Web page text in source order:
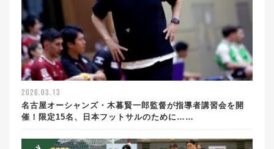
2026.03.13
名古屋オーシャンズ・木暮賢一郎監督が指導者講習会を開
催！限定15名、日本フットサルのために……